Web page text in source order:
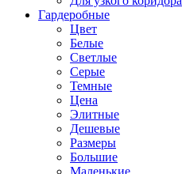
Гардеробные
Цвет
Белые
Светлые
Серые
Темные
Цена
Элитные
Дешевые
Размеры
Большие
Маленькие